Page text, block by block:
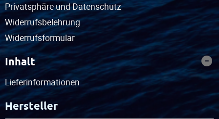
Privatsphäre und Datenschutz
Widerrufsbelehrung
Widerrufsformular
Inhalt
Lieferinformationen
Hersteller